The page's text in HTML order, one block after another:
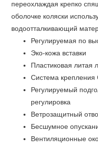
переохлаждая крепко
оболочке коляски
водоотталкивающий
Регулируемая по
Эко-кожа вставки
Пластиковая литая
Система крепления
Регулируемый
регулировка
Ветрозащитный
Бесшумное
Вентиляционные